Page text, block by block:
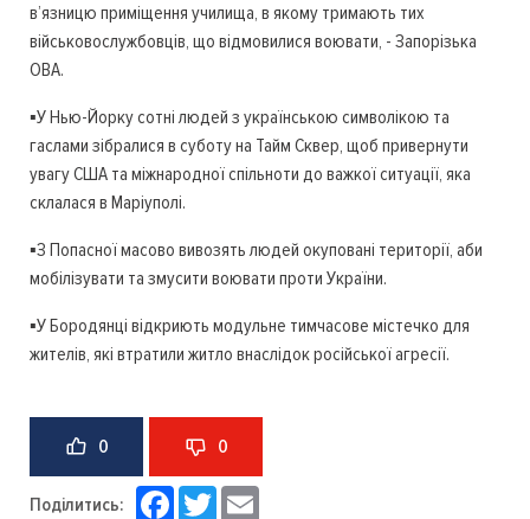
в’язницю приміщення училища, в якому тримають тих
військовослужбовців, що відмовилися воювати, - Запорізька
ОВА.
▪️У Нью-Йорку сотні людей з українською символікою та
гаслами зібралися в суботу на Тайм Сквер, щоб привернути
увагу США та міжнародної спільноти до важкої ситуації, яка
склалася в Маріуполі.
▪️З Попасної масово вивозять людей окуповані території, аби
мобілізувати та змусити воювати проти України.
▪️У Бородянці відкриють модульне тимчасове містечко для
жителів, які втратили житло внаслідок російської агресії.
0 0
Поділитись: Facebook
Twitter